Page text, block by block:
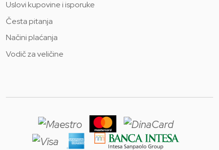
Uslovi kupovine i isporuke
Česta pitanja
Načini plaćanja
Vodič za veličine